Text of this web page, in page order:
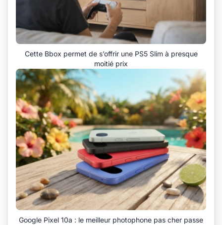
Cette Bbox permet de s’offrir une PS5 Slim à presque
moitié prix
Google Pixel 10a : le meilleur photophone pas cher passe